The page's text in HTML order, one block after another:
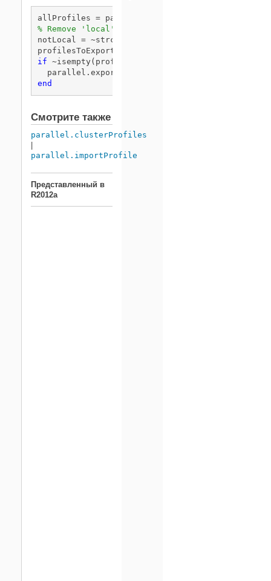
% Remove 'local' from allProfiles
notLocal = ~strcmp(allProfiles,
if ~isempty(profilesToExport)
  parallel.exportProfile(profilesToExport,
end
Смотрите также
parallel.clusterProfiles
parallel.importProfile
Представленный в
R2012a